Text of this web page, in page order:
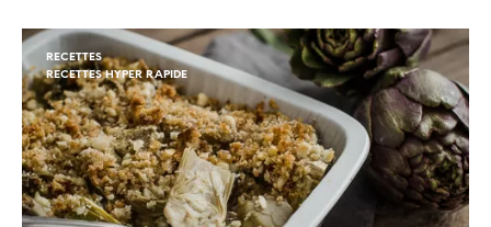
RECETTES
RECETTES HYPER RAPIDE